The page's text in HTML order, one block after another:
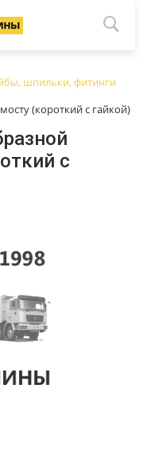
шпильки, фитинги
(короткий с гайкой)
с